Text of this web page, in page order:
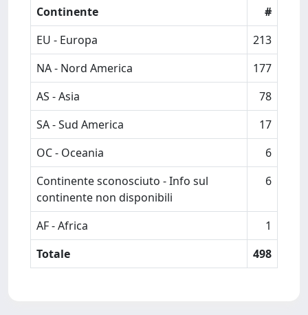
Continente
#
EU - Europa
213
NA - Nord America
177
AS - Asia
78
SA - Sud America
17
OC - Oceania
6
Continente sconosciuto - Info sul
continente non disponibili
6
AF - Africa
1
Totale
498